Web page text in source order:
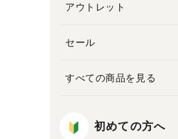
アウトレット
セール
すべての商品を見る
初めての方へ